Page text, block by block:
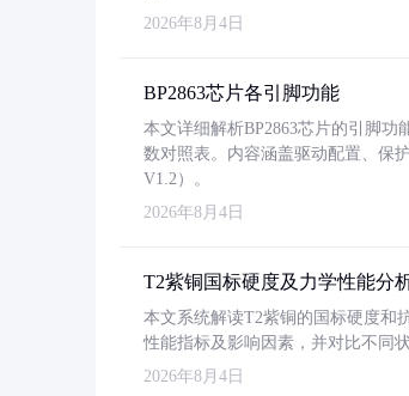
2026年8月4日
BP2863芯片各引脚功能
本文详细解析BP2863芯片的引脚
数对照表。内容涵盖驱动配置、保
V1.2）。
2026年8月4日
T2紫铜国标硬度及力学性能分
本文系统解读T2紫铜的国标硬度和
性能指标及影响因素，并对比不同
2026年8月4日